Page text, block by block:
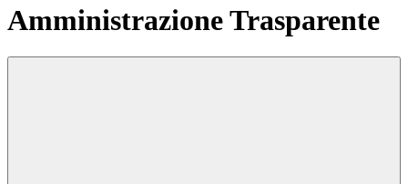
Amministrazione Trasparente